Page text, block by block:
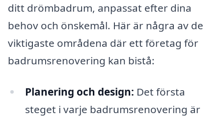
ditt drömbadrum, anpassat efter dina
behov och önskemål. Här är några av de
viktigaste områdena där ett företag för
badrumsrenovering kan bistå:
Planering och design: Det första
steget i varje badrumsrenovering är